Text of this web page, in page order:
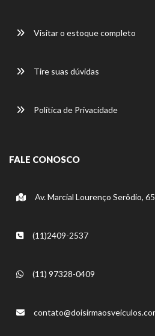
Visitar o estoque completo
Tire suas dúvidas
Política de Privacidade
FALE CONOSCO
Av. Marcial Lourenço Serôdio,
(11)2409-2537
(11) 97328-0409